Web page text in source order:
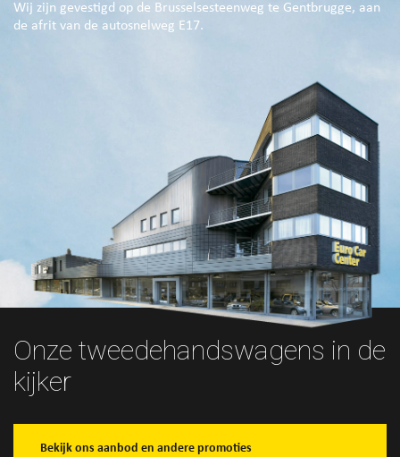
Wij zijn gevestigd op de Brusselsesteenweg te Gentbrugge, aan
de afrit van de autosnelweg E17.
Onze tweedehandswagens in de
kijker
Bekijk ons aanbod en andere promoties